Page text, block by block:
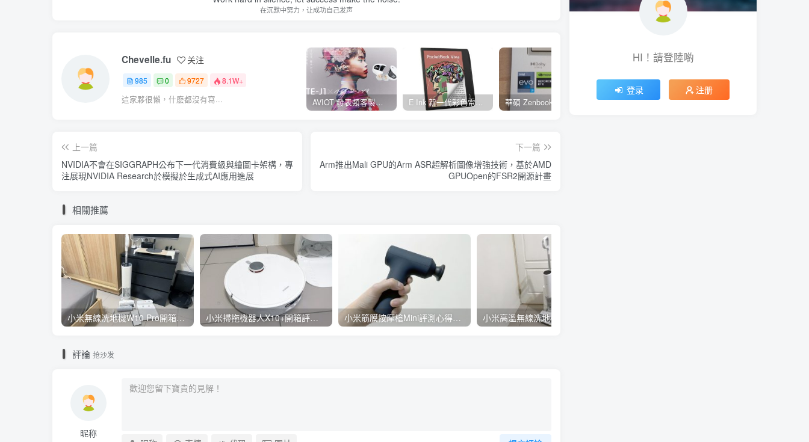
在沉默中努力，让成功自己发声
Chevelle.fu 关注
985 0 9727 8.1W+
這家夥很懶，什麽都沒有寫... AVIOT 發表類客製耳機型真無線耳機 TE-J1 ，具 Hi-Res 認證、與 BiSH 成員 AiNA THE END 合作開發 E Ink 新一代彩色電子紙 E Ink Gallery 3 量產，多家閱讀器品牌採用並將自 2023 年起推出 創巨公布雙 DAC 頂級 USB DAC 一體機 Sound Blaster X5 ，支援 4.4mm 平衡輸出亦可連接麥克風
上一篇
NVIDIA不會在SIGGRAPH公布下一代消費級與繪圖卡架構，專
注展現NVIDIA Research於模擬於生成式AI應用進展
下一篇
Arm推出Mali GPU的Arm ASR超解析圖像增強技術，基於AMD
GPUOpen的FSR2開源計畫
相關推薦
小米無線洗地機W10 Pro開箱評測心得：吸塵拖地清洗3合1、90度可調式機身、續航力35分鐘、售價15995元 小米掃拖機器人X10+開箱評測心得：自動洗拖布與集塵、旋轉式拖布更乾淨、連續使用2小時、售價26995元 小米筋膜按摩槍Mini評測心得：重量輕巧375公克、3種替換頭和3種模式、售價2295元
評論 抢沙发
昵称
HI！請登陸喲
登录 注册